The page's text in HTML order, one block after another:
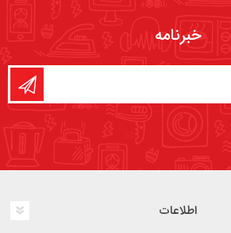
خبرنامه
اطلاعات